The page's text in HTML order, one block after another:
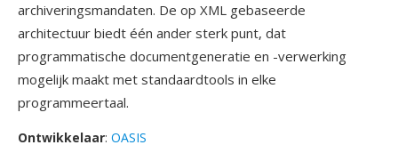
archiveringsmandaten. De op XML gebaseerde
architectuur biedt één ander sterk punt, dat
programmatische documentgeneratie en -verwerking
mogelijk maakt met standaardtools in elke
programmeertaal.
Ontwikkelaar: OASIS